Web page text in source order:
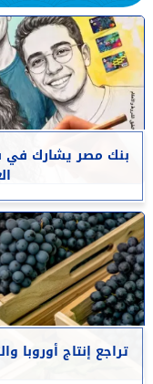
بنك مصر يشارك في
تراجع إنتاج أوروبا